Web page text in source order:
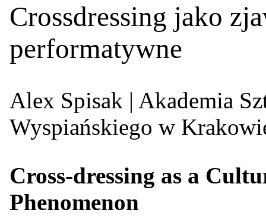
Crossdressing jako
performatywne
Alex Spisak | Akademia
Wyspiańskiego w
Cross-dressing as a
Phenomenon